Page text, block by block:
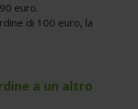
euro.
di 100 euro, la
a un altro